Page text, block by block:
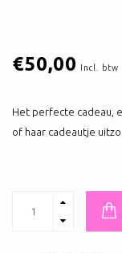
€50,00 Incl. btw
Het perfecte cadeau,
of haar cadeautje